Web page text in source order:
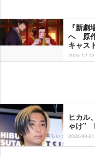
『新
へ 原
キャス
2025-12-12
ヒカル
ゃけ”
2026-03-21